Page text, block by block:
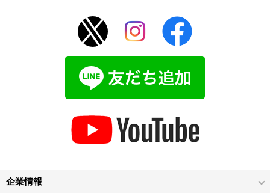
企業情報